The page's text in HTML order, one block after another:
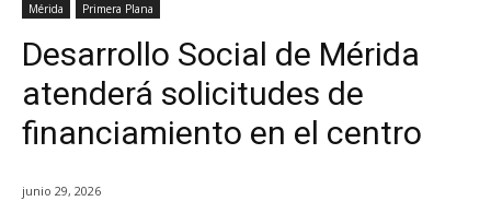
Mérida Primera Plana
Desarrollo Social de Mérida
atenderá solicitudes de
financiamiento en el centro
junio 29, 2026